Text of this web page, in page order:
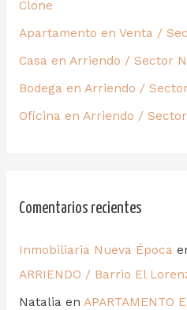
Clone
Apartamento en Venta /
Casa en Arriendo / Sector
Bodega en Arriendo /
Oficina en Arriendo /
Comentarios recientes
Inmobiliaria Nueva Época
ARRIENDO / Barrio El
Nataliaen APARTAMENTO